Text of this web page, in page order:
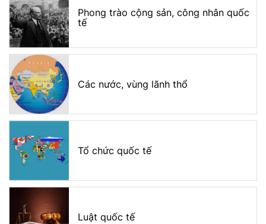
Phong trào cộng sản, công nhân quốc
tế
Các nước, vùng lãnh thổ
Tổ chức quốc tế
Luật quốc tế